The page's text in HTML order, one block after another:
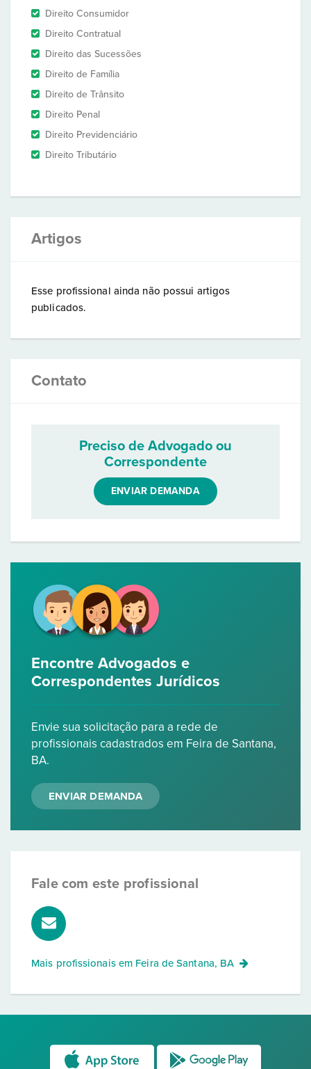
Direito Consumidor
Direito Contratual
Direito das Sucessões
Direito de Família
Direito de Trânsito
Direito Penal
Direito Previdenciário
Direito Tributário
Artigos
Esse profissional ainda não possui artigos
publicados.
Contato
Preciso de Advogado ou
Correspondente
ENVIAR DEMANDA
Encontre Advogados e
Correspondentes Jurídicos
Envie sua solicitação para a rede de
profissionais cadastrados em Feira de Santana,
BA.
ENVIAR DEMANDA
Fale com este profissional
Mais profissionais em Feira de Santana, BA